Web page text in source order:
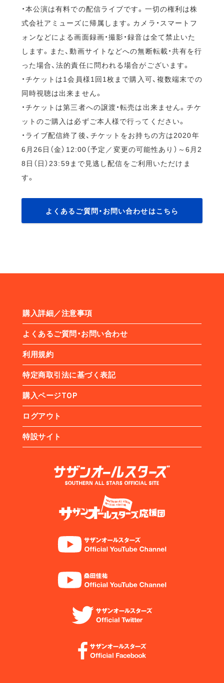
・本公演は有料での配信ライブです。一切の権利は株
式会社アミューズに帰属します。カメラ・スマートフ
ォンなどによる画面録画・撮影・録音は全て禁止いた
します。また、動画サイトなどへの無断転載・共有を行
った場合、法的責任に問われる場合がございます。
・チケットは1会員様1回1枚まで購入可、複数端末での
同時視聴は出来ません。
・チケットは第三者への譲渡・転売は出来ません。チケ
ットのご購入は必ずご本人様で行ってください。
・ライブ配信終了後、チケットをお持ちの方は2020年
6月26日（金）12:00（予定／変更の可能性あり）～6月2
8日（日）23:59まで見逃し配信をご利用いただけま
す。
よくあるご質問・お問い合わせはこちら
購入詳細／注意事項
よくあるご質問・お問い合わせ
利用規約
特定商取引法に基づく表記
購入ページTOP
ログアウト
特設サイト